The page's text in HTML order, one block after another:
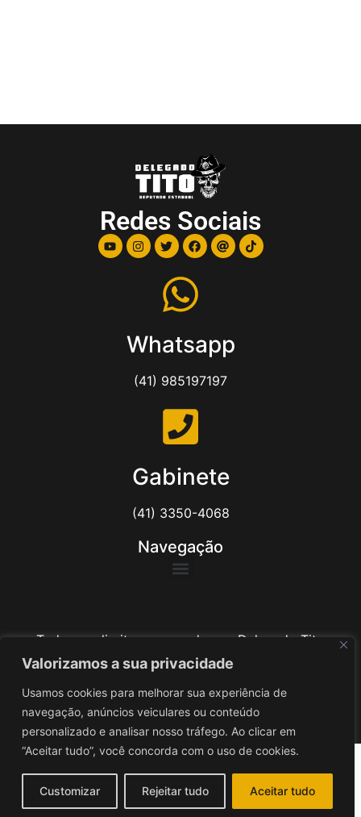
Valorizamos a sua privacidade
Usamos cookies para melhorar sua experiência de
navegação, anúncios veiculares ou conteúdo
personalizado e analisar nosso tráfego. Ao clicar em
“Aceitar tudo”, você concorda com o uso de cookies.
Customizar Rejeitar tudo Aceitar tudo
Redes Sociais
Whatsapp
(41) 985197197
Gabinete
(41) 3350-4068
Navegação
Todos os direitos reservados ao Delegado Tito
Barichello
Desenvolvido poriv3